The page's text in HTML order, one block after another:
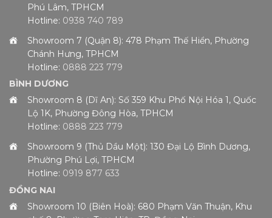
Phú Lâm, TPHCM
Hotline: 0938 740 789
Showroom 7 (Quận 8): 478 Phạm Thế Hiển, Phường
Chánh Hưng, TPHCM
Hotline: 0888 223 779
BÌNH DƯƠNG
Showroom 8 (Dĩ An): Số 359 Khu Phố Nội Hóa 1, Quốc
Lộ 1K, Phường Đông Hòa, TPHCM
Hotline: 0888 223 779
Showroom 9 (Thủ Dầu Một): 130 Đại Lộ Bình Dương,
Phường Phú Lợi, TPHCM
Hotline: 0919 877 633
ĐỒNG NAI
Showroom 10 (Biên Hoà): 680 Phạm Văn Thuận, Khu